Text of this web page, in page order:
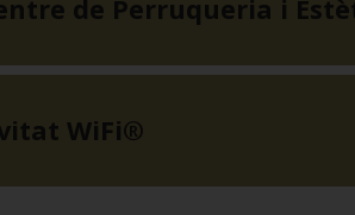
de Perruqueria i
WiFi®